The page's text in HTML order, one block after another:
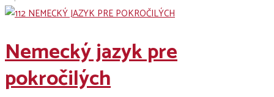
Nemecký jazyk pre
pokročilých